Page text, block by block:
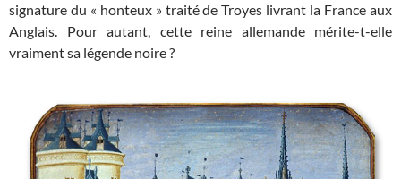
signature du « honteux » traité de Troyes livrant la France aux
Anglais. Pour autant, cette reine allemande mérite-t-elle
vraiment sa légende noire ?